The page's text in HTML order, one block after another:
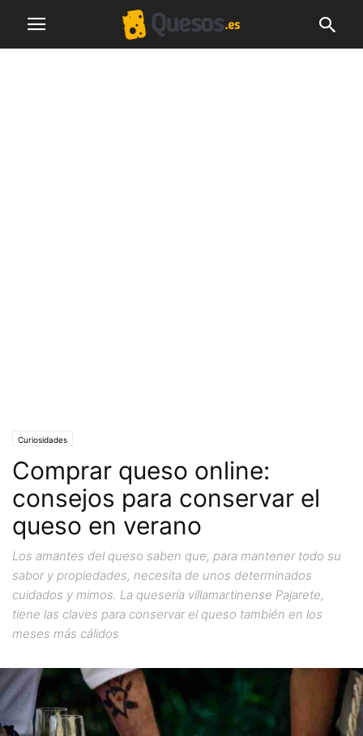
Curiosidades
Comprar queso online:
consejos para conservar el
queso en verano
Los amantes del queso saben que, para mantener todo su
sabor y propiedades, necesita de unos determinados
cuidados y mimos. La quesería villamartinense Pajarete,
tiene las claves para conservar el queso también en los
meses más cálidos